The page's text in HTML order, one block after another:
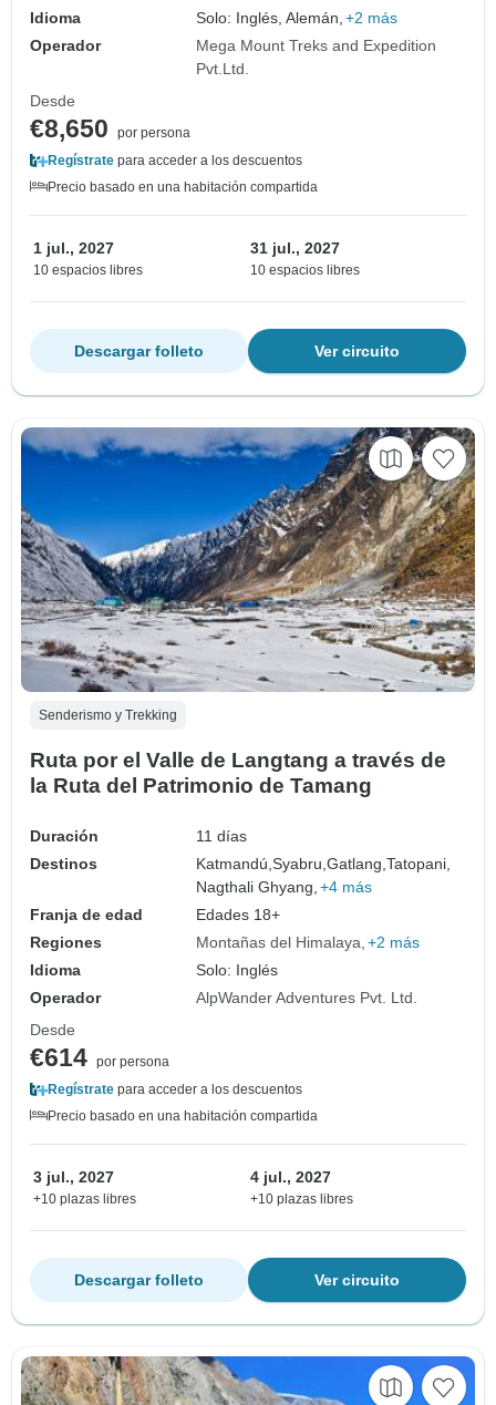
Idioma
Solo: Inglés, Alemán, +2 más
Operador
Mega Mount Treks and Expedition
Pvt.Ltd.
Desde
€8,650
por persona
Regístrate para acceder a los descuentos
Precio basado en una habitación compartida
1 jul., 2027
10 espacios libres
31 jul., 2027
10 espacios libres
Ver circuito
Descargar folleto
Senderismo y Trekking
Ruta por el Valle de Langtang a través de
la Ruta del Patrimonio de Tamang
Duración
11 días
Destinos
Katmandú,Syabru,Gatlang,Tatopani,
Nagthali Ghyang, +4 más
Franja de edad
Edades 18+
Regiones
Montañas del Himalaya +2 más
Idioma
Solo: Inglés
Operador
AlpWander Adventures Pvt. Ltd.
Desde
€614 por persona
Regístrate para acceder a los descuentos
Precio basado en una habitación compartida
3 jul., 2027
+10 plazas libres
4 jul., 2027
+10 plazas libres
Ver circuito
Descargar folleto